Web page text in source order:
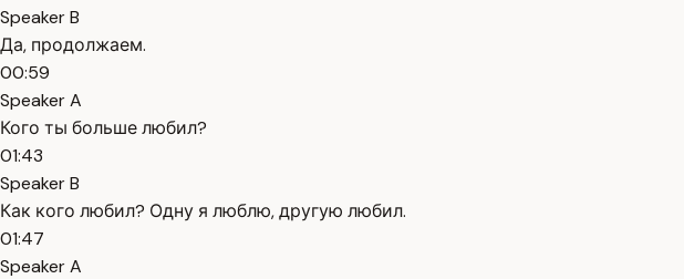
Speaker B
Да, продолжаем.
00:59
Speaker A
Кого ты больше любил?
01:43
Speaker B
Как кого любил? Одну я люблю, другую любил.
01:47
Speaker A